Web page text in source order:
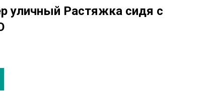
уличный Растяжка сидя с